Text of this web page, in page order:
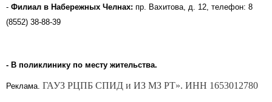
- Филиал в Набережных Челнах: пр. Вахитова, д. 12, телефон: 8
(8552) 38-88-39
- В поликлинику по месту жительства.
Реклама. ГАУЗ РЦПБ СПИД и ИЗ МЗ РТ». ИНН 1653012780